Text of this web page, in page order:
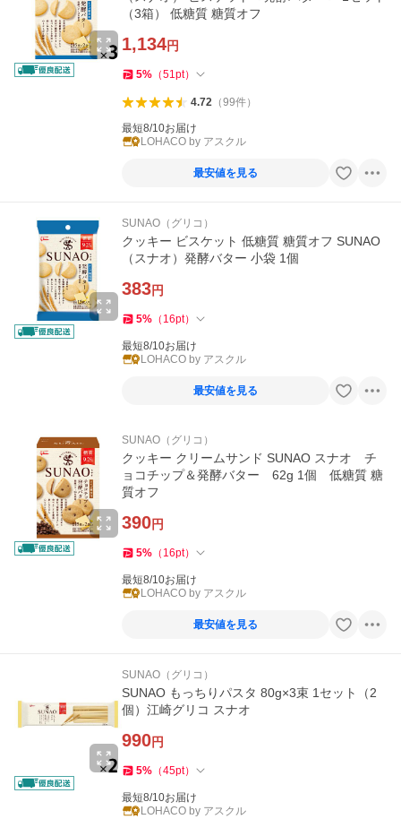
（3箱） 低糖質 糖質オフ
1,134円
5% （51pt）
4.72（99件）
最短8/10お届け
LOHACO by アスクル
最安値を見る
SUNAO（グリコ）
クッキー ビスケット 低糖質 糖質オフ SUNAO
（スナオ）発酵バター 小袋 1個
383円
5% （ 16pt）
最短8/10お届け
LOHACO by アスクル
最安値を見る
SUNAO（グリコ）
クッキー クリームサンド SUNAO スナオ チ
ョコチップ＆発酵バター 62g 1個 低糖質 糖
質オフ
390円
5% （ 16pt）
最短8/10お届け
LOHACO by アスクル
最安値を見る
SUNAO（グリコ）
SUNAO もっちりパスタ 80g×3束 1セット（2
個）江崎グリコ スナオ
990円
5% （45pt）
最短8/10お届け
LOHACO by アスクル